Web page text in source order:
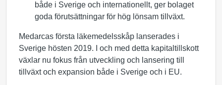
både i Sverige och internationellt, ger bolaget
goda förutsättningar för hög lönsam tillväxt.
Medarcas första läkemedelsskåp lanserades i
Sverige hösten 2019. I och med detta kapitaltillskott
växlar nu fokus från utveckling och lansering till
tillväxt och expansion både i Sverige och i EU.